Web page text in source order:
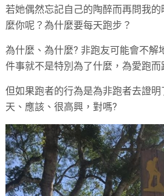
若她偶然忘記自己的陶醉而再問我
麼你呢？為什麼要每天跑步？
為什麼、為什麼? 非跑友可能會不解
件事就不是特別為了什麼，為愛跑
但如果跑者的行為是為非跑者去證
天、應該、很高興，對嗎?